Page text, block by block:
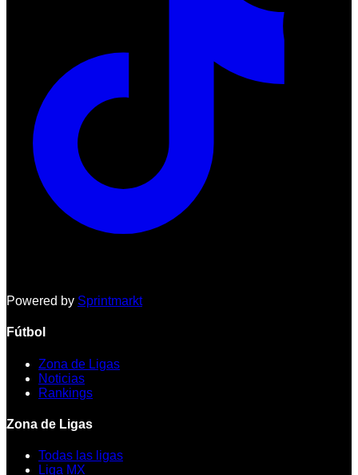
Powered by Sprintmarkt
Fútbol
Zona de Ligas
Noticias
Rankings
Zona de Ligas
Todas las ligas
Liga MX